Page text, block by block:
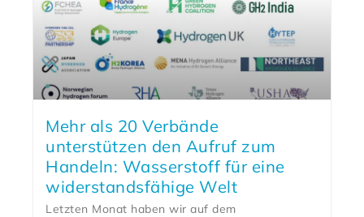
Mehr als 20 Verbände
unterstützen den Aufruf zum
Handeln: Wasserstoff für eine
widerstandsfähige Welt
Letzten Monat haben wir auf dem